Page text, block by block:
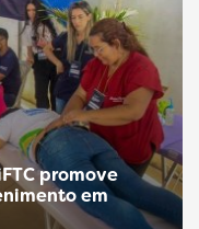
promove
em